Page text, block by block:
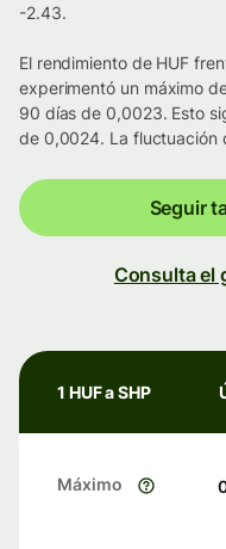
-2.43.
El rendimiento de HUF
experimentó un máximo
90 días de 0,0023. Esto
de 0,0024. La fluctuación
Seguir
Consulta el
1 HUF a SHP
Máximo